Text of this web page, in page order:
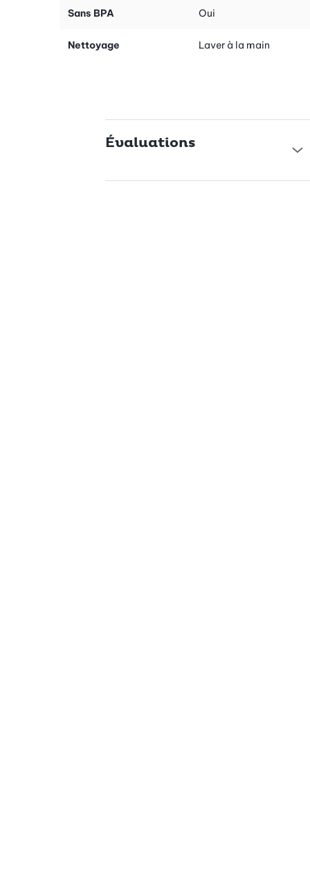
plastique d'origine dans ce pot à herbes. La mèche en nylon
plastique et introduite dans la terre des plantes par le trou au
fond du pot. Remplir 5 dl d'eau, le reste se fait
d'avoir à les arroser constamment. Profite du pot à herbes
Sans BPA Oui
Nettoyage Laver à la main
Évaluations